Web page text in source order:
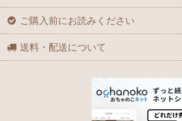
ご購入前にお読みください
送料・配送について